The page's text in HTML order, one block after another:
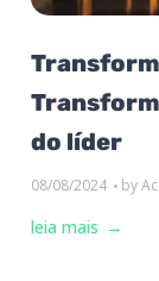
do líder
08/08/2024 by
leia mais